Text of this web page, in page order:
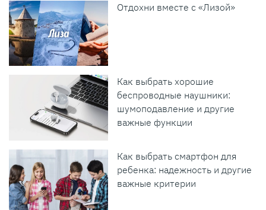
Отдохни вместе с «Лизой»
Как выбрать хорошие
беспроводные наушники:
шумоподавление и другие
важные функции
Как выбрать смартфон для
ребенка: надежность и другие
важные критерии